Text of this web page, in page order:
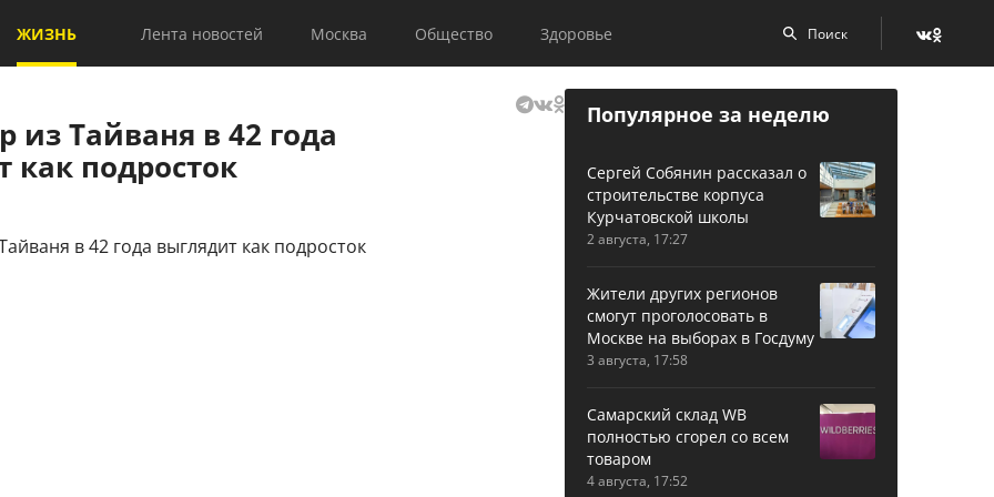
ЖИЗНЬ Лента новостей Москва Общество Здоровье
из Тайваня в 42 года
как подросток
Популярное за неделю
Сергей Собянин рассказал о
строительстве корпуса
Курчатовской школы
2 августа, 17:27
Жители других регионов
смогут проголосовать в
Москве на выборах в Госдуму
3 августа, 17:58
Самарский склад WB
полностью сгорел со всем
товаром
4 августа, 17:52